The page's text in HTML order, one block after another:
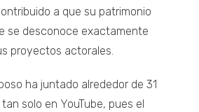
a que su patrimonio
se desconoce exactamente
proyectos actorales.
ha juntado alrededor de 31
solo en YouTube, pues el